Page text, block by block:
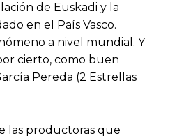
de Euskadi y la
en el País Vasco.
a nivel mundial. Y
cierto, como buen
Pereda (2 Estrellas
las productoras que